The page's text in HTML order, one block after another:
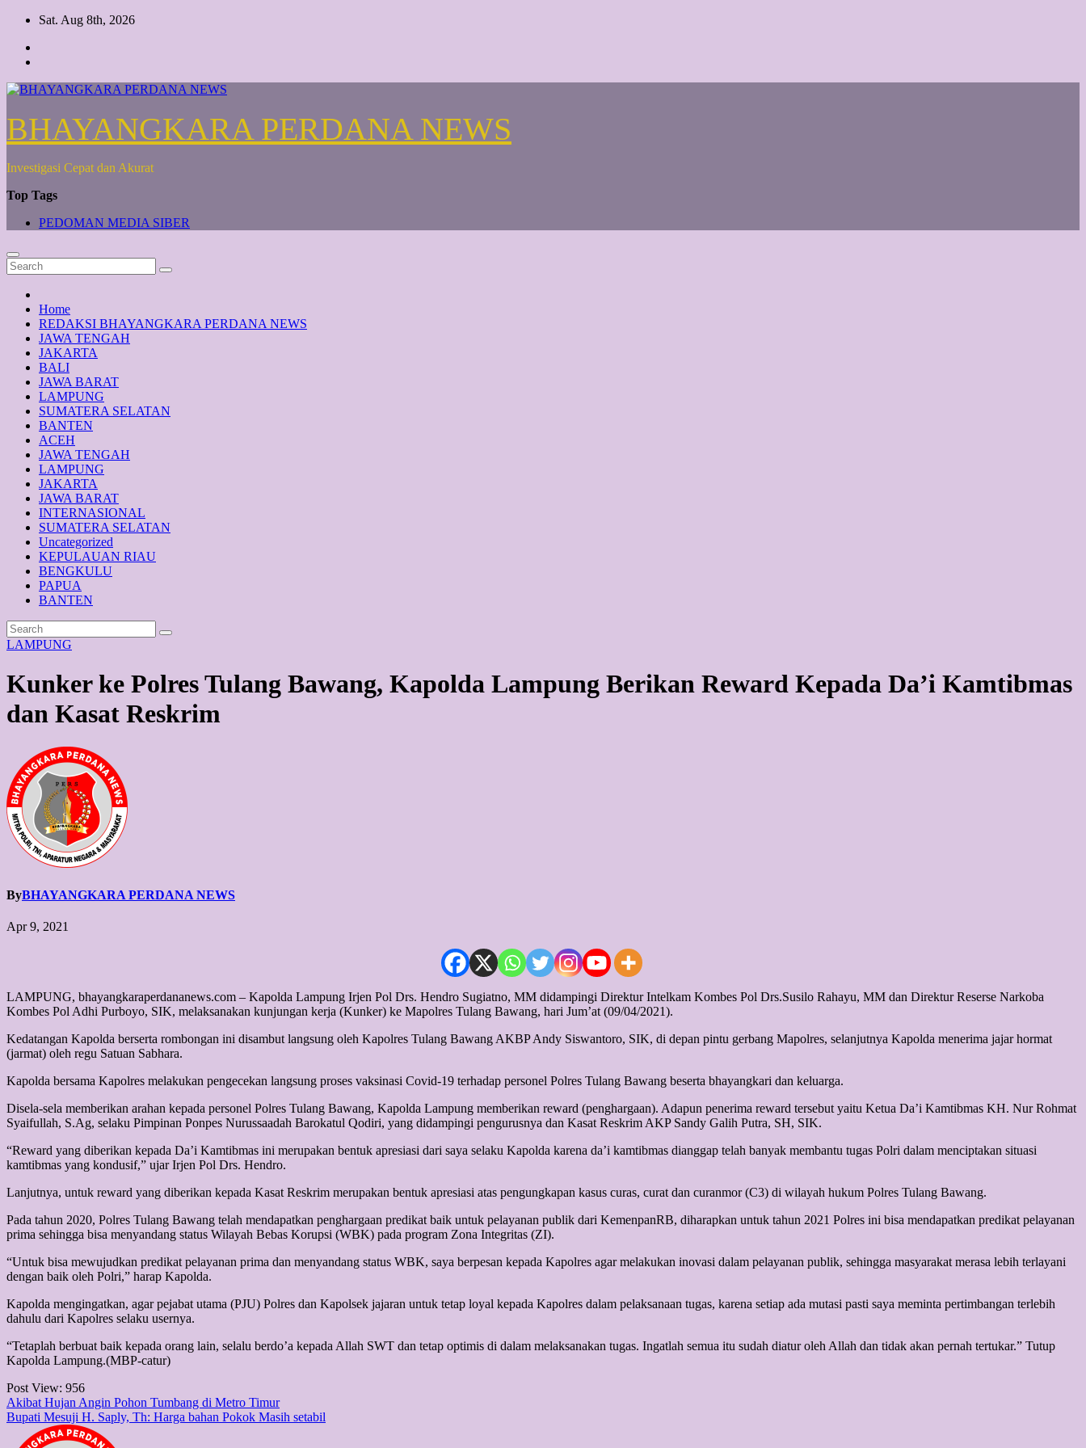
Skip
content
Sat. Aug 8th, 2026
BHAYANGKARA PERDANA NEWS
Investigasi Cepat dan Akurat
Top Tags
PEDOMAN MEDIA SIBER
Home
REDAKSI BHAYANGKARA PERDANA NEWS
JAWA TENGAH
JAKARTA
BALI
JAWA BARAT
LAMPUNG
SUMATERA SELATAN
BANTEN
ACEH
JAWA TENGAH
LAMPUNG
JAKARTA
JAWA BARAT
INTERNASIONAL
SUMATERA SELATAN
Uncategorized
KEPULAUAN RIAU
BENGKULU
PAPUA
BANTEN
LAMPUNG
Kunker ke Polres Tulang Bawang, Kapolda Lampung Berikan Reward Kepada Da’i Kamtibmas
dan Kasat Reskrim
ByBHAYANGKARA PERDANA NEWS
Apr 9, 2021
LAMPUNG, bhayangkaraperdananews.com – Kapolda Lampung Irjen Pol Drs. Hendro Sugiatno, MM didampingi Direktur Intelkam Kombes Pol Drs.Susilo Rahayu, MM dan Direktur Reserse Narkoba
Kombes Pol Adhi Purboyo, SIK, melaksanakan kunjungan kerja (Kunker) ke Mapolres Tulang Bawang, hari Jum’at (09/04/2021).
Kedatangan Kapolda berserta rombongan ini disambut langsung oleh Kapolres Tulang Bawang AKBP Andy Siswantoro, SIK, di depan pintu gerbang Mapolres, selanjutnya Kapolda menerima jajar hormat
(jarmat) oleh regu Satuan Sabhara.
Kapolda bersama Kapolres melakukan pengecekan langsung proses vaksinasi Covid-19 terhadap personel Polres Tulang Bawang beserta bhayangkari dan keluarga.
Disela-sela memberikan arahan kepada personel Polres Tulang Bawang, Kapolda Lampung memberikan reward (penghargaan). Adapun penerima reward tersebut yaitu Ketua Da’i Kamtibmas KH. Nur Rohmat
Syaifullah, S.Ag, selaku Pimpinan Ponpes Nurussaadah Barokatul Qodiri, yang didampingi pengurusnya dan Kasat Reskrim AKP Sandy Galih Putra, SH, SIK.
“Reward yang diberikan kepada Da’i Kamtibmas ini merupakan bentuk apresiasi dari saya selaku Kapolda karena da’i kamtibmas dianggap telah banyak membantu tugas Polri dalam menciptakan situasi
kamtibmas yang kondusif,” ujar Irjen Pol Drs. Hendro.
Lanjutnya, untuk reward yang diberikan kepada Kasat Reskrim merupakan bentuk apresiasi atas pengungkapan kasus curas, curat dan curanmor (C3) di wilayah hukum Polres Tulang Bawang.
Pada tahun 2020, Polres Tulang Bawang telah mendapatkan penghargaan predikat baik untuk pelayanan publik dari KemenpanRB, diharapkan untuk tahun 2021 Polres ini bisa mendapatkan predikat pelayanan
prima sehingga bisa menyandang status Wilayah Bebas Korupsi (WBK) pada program Zona Integritas (ZI).
“Untuk bisa mewujudkan predikat pelayanan prima dan menyandang status WBK, saya berpesan kepada Kapolres agar melakukan inovasi dalam pelayanan publik, sehingga masyarakat merasa lebih terlayani
dengan baik oleh Polri,” harap Kapolda.
Kapolda mengingatkan, agar pejabat utama (PJU) Polres dan Kapolsek jajaran untuk tetap loyal kepada Kapolres dalam pelaksanaan tugas, karena setiap ada mutasi pasti saya meminta pertimbangan terlebih
dahulu dari Kapolres selaku usernya.
“Tetaplah berbuat baik kepada orang lain, selalu berdo’a kepada Allah SWT dan tetap optimis di dalam melaksanakan tugas. Ingatlah semua itu sudah diatur oleh Allah dan tidak akan pernah tertukar.” Tutup
Kapolda Lampung.(MBP-catur)
Post View: 956
Post
navigation
Akibat Hujan Angin Pohon Tumbang di Metro Timur
Bupati Mesuji H. Saply, Th: Harga bahan Pokok Masih setabil